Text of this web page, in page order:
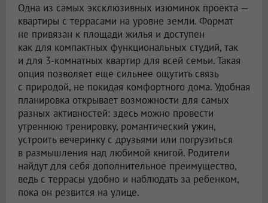
Одна из самых эксклюзивных изюминок проекта —
квартиры с террасами на уровне земли. Формат
не привязан к площади жилья и доступен
как для компактных функциональных студий, так
и для 3-комнатных квартир для всей семьи. Такая
опция позволяет еще сильнее ощутить связь
с природой, не покидая комфортного дома. Удобная
планировка открывает возможности для самых
разных активностей: здесь можно провести
утреннюю тренировку, романтический ужин,
устроить вечеринку с друзьями или погрузиться
в размышления над любимой книгой. Родители
найдут для себя дополнительное преимущество,
ведь с террасы удобно и наблюдать за ребенком,
пока он резвится на улице.